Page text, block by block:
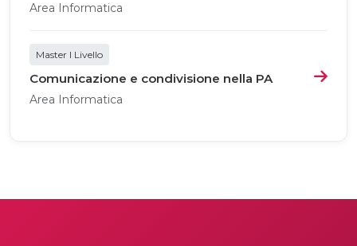
Area Informatica
Master I Livello
Comunicazione e condivisione nella PA
Area Informatica